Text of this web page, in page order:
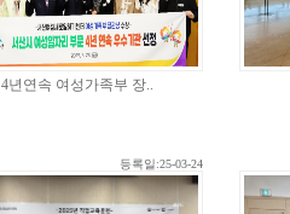
4년연속 여성가족부 장..
등록일:25-03-24